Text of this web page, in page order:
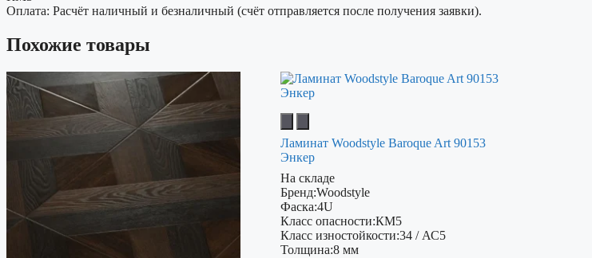
Оплата: Расчёт наличный и безналичный (счёт отправляется после получения заявки).
Похожие товары
Ламинат Woodstyle Baroque Art 90153
Энкер
На складе
Бренд:Woodstyle
Фаска:4U
Класс опасности:КМ5
Класс изностойкости:34 / АС5
Толщина:8 мм